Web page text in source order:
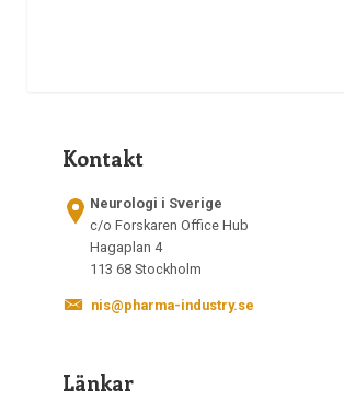
Kontakt
Neurologi i Sverige
c/o Forskaren Office Hub
Hagaplan 4
113 68 Stockholm
nis@pharma-industry.se
Länkar